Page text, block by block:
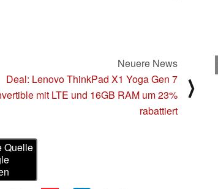
Neuere News
Deal: Lenovo ThinkPad X1 Yoga Gen 7
mit LTE und 16GB RAM um 23%
rabattiert
⟩
Quelle